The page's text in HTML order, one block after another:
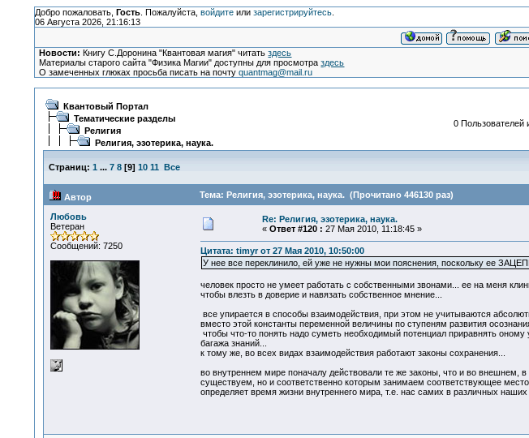
Добро пожаловать, Гость. Пожалуйста, войдитеили зарегистрируйтесь.
06 Августа 2026, 21:16:13
Новости: Книгу С.Доронина "Квантовая магия" читатьздесь
Материалы старого сайта "Физика Магии" доступны для просмотраздесь
О замеченных глюках просьба писать на почтуquantmag@mail.ru
Квантовый Портал
Тематические разделы
Религия
Религия, эзотерика, наука.
0 Пользователей
Страниц: 1 ... 7 8[9] 10 11 Все
Автор Тема: Религия, эзотерика, наука. (Прочитано 446130 раз)
Любовь
Ветеран
Сообщений: 7250
Re: Религия, эзотерика, наука.
« Ответ #120 : 27 Мая 2010, 11:18:45 »
Цитата: timyr от 27 Мая 2010, 10:50:00
У нее все переклинило, ей уже не нужны мои пояснения, поскольку ее
человек просто не умеет работать с собственными звонами... ее на меня
чтобы влезть в доверие и навязать собственное мнение...
все упирается в способы взаимодействия, при этом не учитываются
вместо этой константы переменной величины по ступеням развития
чтобы что-то понять надо суметь необходимый потенциал приравнять оному
багажа знаний...
к тому же, во всех видах взаимодействия работают законы сохранения...
во внутреннем мире поначалу действовали те же законы, что и во
существуем, но и соответственно которым занимаем соответствующее
определяет время жизни внутреннего мира, т.е. нас самих в различных наших